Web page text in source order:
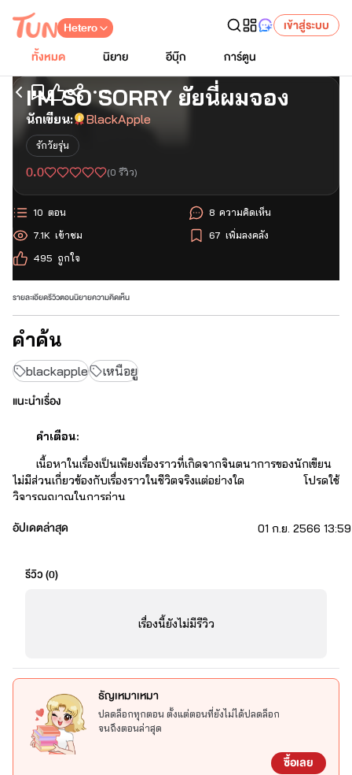
Hetero
เข้าสู่ระบบ
ทั้งหมด
นิยาย อีบุ๊ก การ์ตูน
เริ่มอ่านตอนแรก
I'M SO SORRY ยัยนี่ผมจอง
นักเขียน: BlackApple
รักวัยรุ่น
0.0 (0 รีวิว)
ตอน
10
เข้าชม
7.1K
ถูกใจ
495
ความคิดเห็น
8
เพิ่มลงคลัง
67
รายละเอียดรีวิวตอนนิยายความคิดเห็น
คำค้น
blackapple เหนือยู
แนะนำเรื่อง
คำเตือน:
เนื้อหาในเรื่องเป็นเพียงเรื่องราวที่เกิดจากจินตนาการของนักเขียน
ไม่มีส่วนเกี่ยวข้องกับเรื่องราวในชีวิตจริงเเต่อย่างใด โปรดใช้
วิจารณญาณในการอ่าน
อัปเดตล่าสุด 01 ก.ย. 2566
รีวิว (0)
เรื่องนี้ยังไม่มีรีวิว
ธัญเหมาเหมา
ปลดล็อกทุกตอน ตั้งแต่ตอนที่ยังไม่ได้ปลดล็อก
จนถึงตอนล่าสุด
ซื้อเลย